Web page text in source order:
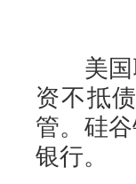
美国联
资不抵
管。硅
银行。